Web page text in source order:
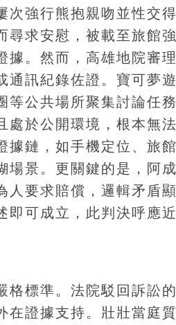
強行熊抱親吻並性交
尋求安慰，被載至旅館
據。然而，高雄地院審
通訊紀錄佐證。寶可夢
等公共場所聚集討論任
處於公開環境，根本無
據鏈，如手機定位、旅
場景。更關鍵的是，阿
人要求賠償，邏輯矛盾
即可成立，此判決呼應
格標準。法院駁回訴訟
在證據支持。壯壯當庭